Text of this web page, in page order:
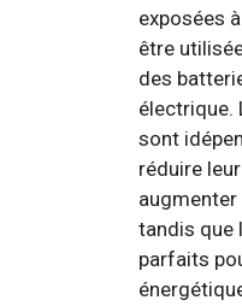
exposées
être
des
électrique.
sont
réduire
augmenter
tandis que
parfaits